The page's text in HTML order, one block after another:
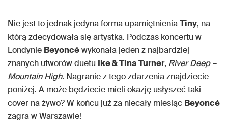
Nie jest to jednak jedyna forma upamiętnieniaTiny, na
którą zdecydowała się artystka. Podczas koncertu w
Londynie Beyoncéwykonała jeden z najbardziej
znanych utworów duetu Ike & Tina Turner, River Deep –
Mountain High. Nagranie z tego zdarzenia znajdziecie
poniżej. A może będziecie mieli okazję usłyszeć taki
cover na żywo? W końcu już za niecały miesiąc Beyoncé
zagra w Warszawie!